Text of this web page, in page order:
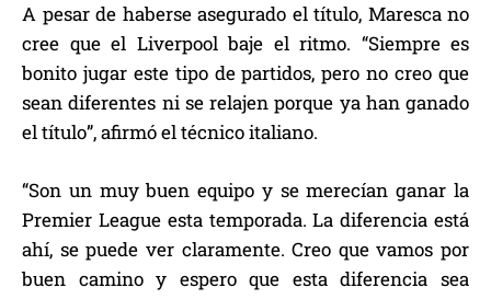
A pesar de haberse asegurado el título, Maresca no
cree que el Liverpool baje el ritmo. “Siempre es
bonito jugar este tipo de partidos, pero no creo que
sean diferentes ni se relajen porque ya han ganado
el título”, afirmó el técnico italiano.
“Son un muy buen equipo y se merecían ganar la
Premier League esta temporada. La diferencia está
ahí, se puede ver claramente. Creo que vamos por
buen camino y espero que esta diferencia sea